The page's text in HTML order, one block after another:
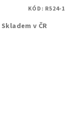
Skladem v ČR
KÓD: R524-1